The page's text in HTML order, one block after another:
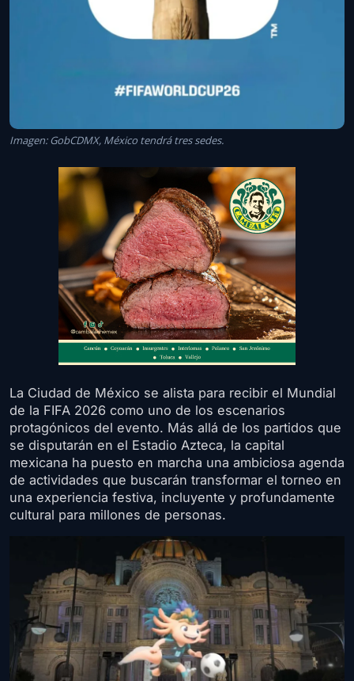
Imagen: GobCDMX, México tendrá tres sedes.
La Ciudad de México se alista para recibir el Mundial
de la FIFA 2026 como uno de los escenarios
protagónicos del evento. Más allá de los partidos que
se disputarán en el Estadio Azteca, la capital
mexicana ha puesto en marcha una ambiciosa agenda
de actividades que buscarán transformar el torneo en
una experiencia festiva, incluyente y profundamente
cultural para millones de personas.